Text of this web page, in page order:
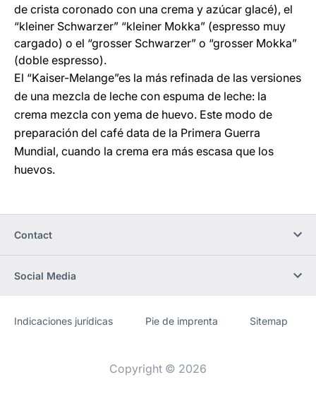
de crista coronado con una crema y azúcar glacé), el
“kleiner Schwarzer” “kleiner Mokka” (espresso muy
cargado) o el “grosser Schwarzer” o “grosser Mokka”
(doble espresso).
El “Kaiser-Melange”es la más refinada de las versiones
de una mezcla de leche con espuma de leche: la
crema mezcla con yema de huevo. Este modo de
preparación del café data de la Primera Guerra
Mundial, cuando la crema era más escasa que los
huevos.
Contact
Social Media
Sitio
[Website
Indicaciones jurídicas Pie de imprenta Sitemap
Copyright © 2026